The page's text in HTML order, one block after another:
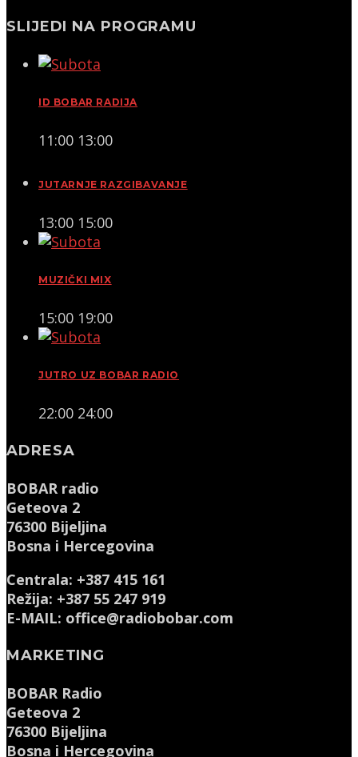
SLIJEDI NA PROGRAMU
ID BOBAR RADIJA
11:00 13:00
JUTARNJE RAZGIBAVANJE
13:00 15:00
MUZIČKI MIX
15:00 19:00
JUTRO UZ BOBAR RADIO
22:00 24:00
ADRESA
BOBAR radio
Geteova 2
76300 Bijeljina
Bosna i Hercegovina
Centrala: +387 415 161
Režija: +387 55 247 919
E-MAIL: office@radiobobar.com
MARKETING
BOBAR Radio
Geteova 2
76300 Bijeljina
Bosna i Hercegovina